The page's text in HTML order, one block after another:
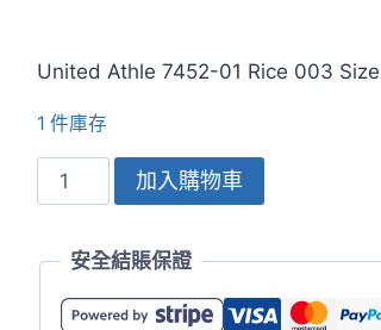
United Athle 7452-01 Rice 003
1 件庫存
7452
T/C
閒
加入購物車
安全結賬保證